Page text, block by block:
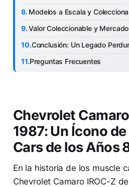
Modelos a Escala y
Valor Coleccionable y
Conclusión: Un Legado
Preguntas Frecuentes
Chevrolet
1987: Un Ícono
Cars de los Años
En la historia de los muscle
Chevrolet Camaro IROC-Z